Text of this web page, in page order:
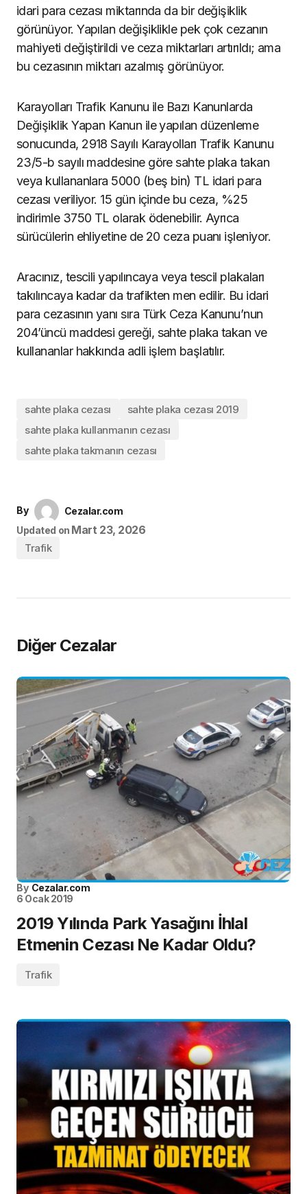
idari para cezası miktarında da bir değişiklik
görünüyor. Yapılan değişiklikle pek çok cezanın
mahiyeti değiştirildi ve ceza miktarları artırıldı; ama
bu cezasının miktarı azalmış görünüyor.
Karayolları Trafik Kanunu ile Bazı Kanunlarda
Değişiklik Yapan Kanun ile yapılan düzenleme
sonucunda, 2918 Sayılı Karayolları Trafik Kanunu
23/5-b sayılı maddesine göre sahte plaka takan
veya kullananlara 5000 (beş bin) TL idari para
cezası veriliyor. 15 gün içinde bu ceza, %25
indirimle 3750 TL olarak ödenebilir. Ayrıca
sürücülerin ehliyetine de 20 ceza puanı işleniyor.
Aracınız, tescili yapılıncaya veya tescil plakaları
takılıncaya kadar da trafikten men edilir. Bu idari
para cezasının yanı sıra Türk Ceza Kanunu’nun
204’üncü maddesi gereği, sahte plaka takan ve
kullananlar hakkında adli işlem başlatılır.
sahte plaka cezası
sahte plaka cezası 2019
sahte plaka kullanmanın cezası
sahte plaka takmanın cezası
By
Cezalar.com
Updated on Mart 23, 2026
Trafik
Diğer Cezalar
By Cezalar.com
6 Ocak 2019
2019 Yılında Park Yasağını İhlal
Etmenin Cezası Ne Kadar Oldu?
Trafik